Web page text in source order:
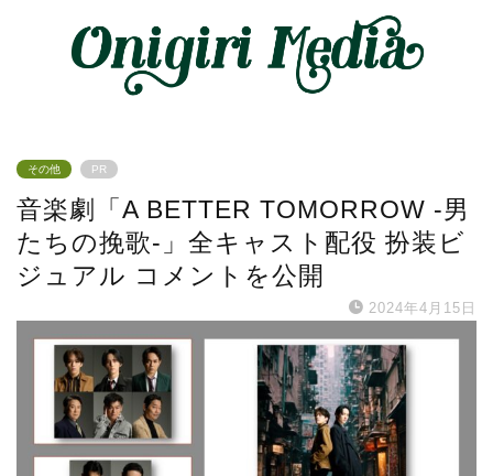
その他 PR
音楽劇「A BETTER TOMORROW -男
たちの挽歌-」全キャスト配役 扮装ビ
ジュアル コメントを公開
2024年4月15日